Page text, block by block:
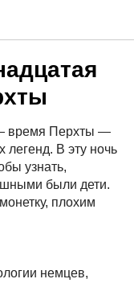
время Перхты —
легенд. В эту ночь
узнать,
были дети.
плохим
немцев,